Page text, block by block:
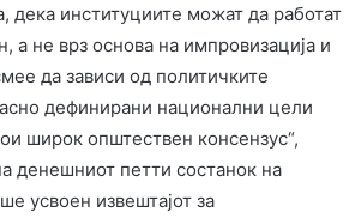
дека институциите можат да работат
а не врз основа на импровизација и
да зависи од политичките
дефинирани национални цели
широк општествен консензус“,
денешниот петти состанок на
усвоен извештајот за